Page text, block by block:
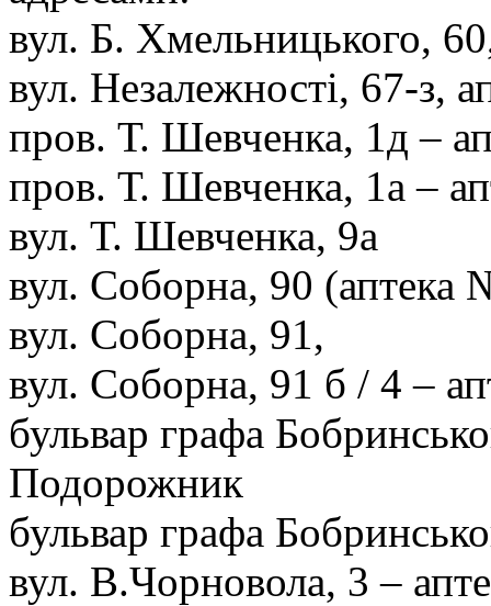
вул. Б. Хмельницького,
вул. Незалежності, 67-з,
пров. Т. Шевченка, 1д –
пров. Т. Шевченка, 1а –
вул. Т. Шевченка, 9а
вул. Соборна, 90 (аптека
вул. Соборна, 91,
вул. Соборна, 91 б / 4 –
бульвар графа
Подорожник
бульвар графа
вул. В.Чорновола, 3 –